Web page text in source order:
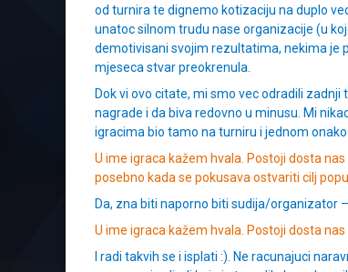
od turnira te dignemo kotizaciju na duplo
unatoc silnom trudu nase organizacije (u
demotivisani svojim rezultatima, nekima je
mjeseca stvar preokrenula.
Dok vi ovo citate, mi smo vec odradili
nagrade i da biva redovno u minusu. Mi
igracima bio tamo na turniru i jednom onako
U ime igraca kažem hvala. Postoji dosta
posebno kada se pokusava ostvariti cilj
Da, zna biti naporno biti sudija/organizator
U ime igraca kažem hvala. Postoji dosta
I radi takvih se i isplati :). Ne racunajuci